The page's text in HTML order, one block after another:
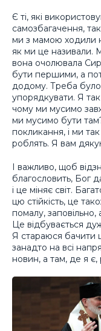
Є ті, які
самозбагачення,
ми з мамою ходили
як ми це називали.
вона очолювала
бути першими, а
додому. Треба було
упорядкувати. Я
чому ми мусимо
ми мусимо бути
покликання, і ми
роблять. Я вам
І важливо, щоб
благословить, Бог
і це міняє світ.
цю стійкість, це
помалу, заповільно,
Це відбувається
Я стараюся бачити
занадто на всі
новин, а там, де я